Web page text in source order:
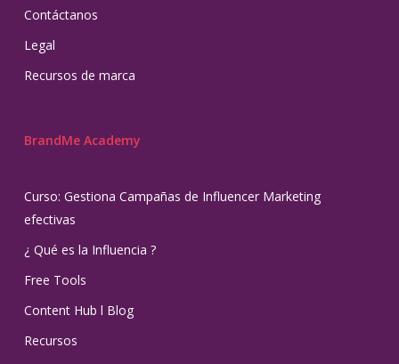
Contáctanos
Legal
Recursos de marca
BrandMe Academy
Curso: Gestiona Campañas de Influencer Marketing
efectivas
¿ Qué es la Influencia ?
Free Tools
Content Hub l Blog
Recursos